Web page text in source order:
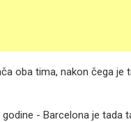
oba tima, nakon čega
- Barcelona je tada